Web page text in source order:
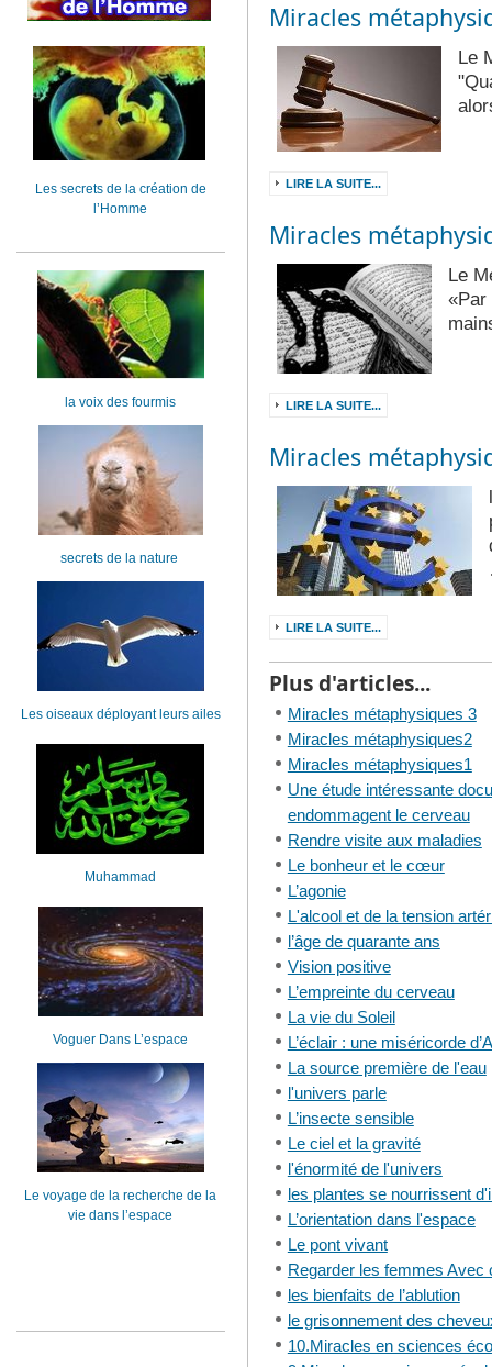
Miracles
Le
LIRE LA SUITE...
Miracles
Le
«Par
LIRE LA SUITE...
Miracles
LIRE LA SUITE...
Plus d'articles...
Miracles métaphysiques 3
Miracles métaphysiques2
Miracles métaphysiques1
Une étude intéressante
endommagent le cerveau
Rendre visite aux maladies
Le bonheur et le cœur
L’agonie
L'alcool et de la tension
l’âge de quarante ans
Vision positive
L’empreinte du cerveau
La vie du Soleil
L’éclair : une miséricorde
La source première de l'eau
l'univers parle
L’insecte sensible
Le ciel et la gravité
l'énormité de l'univers
les plantes se nourrissent
L’orientation dans l'espace
Le pont vivant
Regarder les femmes Avec
les bienfaits de l’ablution
le grisonnement des
10.Miracles en sciences
Les secrets de la création de
l’Homme
la voix des fourmis
secrets de la nature
Les oiseaux déployant leurs ailes
Muhammad
Voguer Dans L’espace
Le voyage de la recherche de la
vie dans l’espace